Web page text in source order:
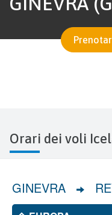
Orari dei voli